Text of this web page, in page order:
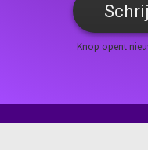
Knop opent